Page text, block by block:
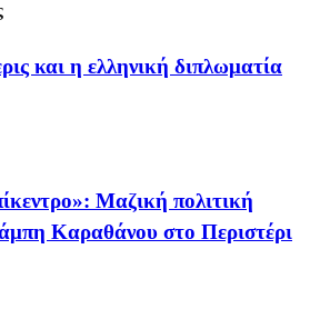
και η ελληνική διπλωματία
Μαζική πολιτική
Καραθάνου στο Περιστέρι